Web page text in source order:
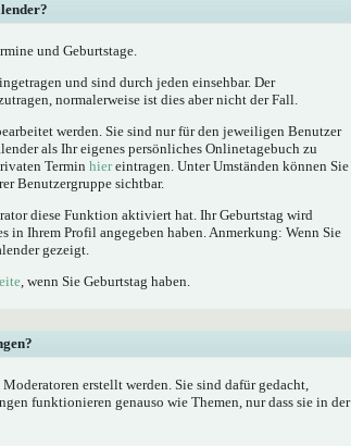
und Geburtstage.
und sind durch jeden einsehbar. Der
normalerweise ist dies aber nicht der Fall.
werden. Sie sind nur für den jeweiligen Benutzer
als Ihr eigenes persönliches Onlinetagebuch zu
Termin hiereintragen. Unter Umständen können Sie
Benutzergruppe sichtbar.
diese Funktion aktiviert hat. Ihr Geburtstag wird
in Ihrem Profil angegeben haben. Anmerkung: Wenn Sie
gezeigt.
, wenn Sie Geburtstag haben.
erstellt werden. Sie sind dafür gedacht,
funktionieren genauso wie Themen, nur dass sie in der